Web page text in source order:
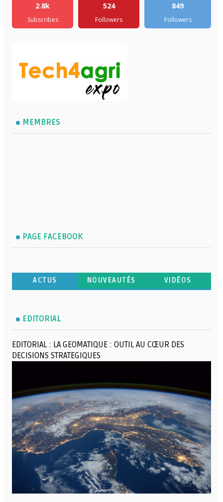
2.8k
Subscribes
524
Followers
849
Followers
MEMBRES
PAGE FACEBOOK
ACTUS NOUVEAUTÉS VIDÉOS
EDITORIAL
EDITORIAL : LA GEOMATIQUE : OUTIL AU CŒUR DES
DECISIONS STRATEGIQUES